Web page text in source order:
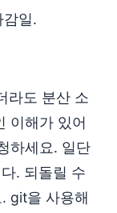
감일.
라도 분산 소
이해가 있어
하세요. 일단
. 되돌릴 수
git을 사용해